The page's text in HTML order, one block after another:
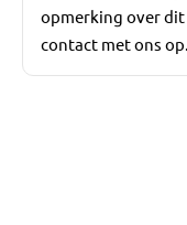
opmerking over dit
contact met ons op.